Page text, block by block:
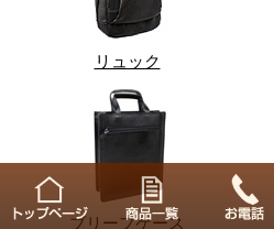
リュック
ブリーフケース